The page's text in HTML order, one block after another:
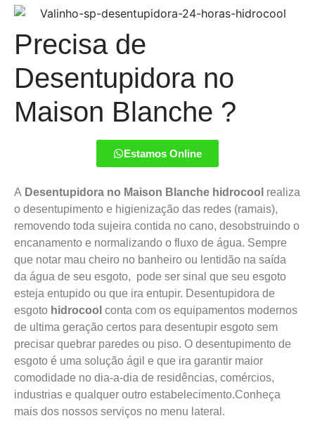
Precisa de
Desentupidora no
Maison Blanche ?
Estamos Online
A Desentupidora no Maison Blanche hidrocool realiza
o desentupimento e higienização das redes (ramais),
removendo toda sujeira contida no cano, desobstruindo o
encanamento e normalizando o fluxo de água. Sempre
que notar mau cheiro no banheiro ou lentidão na saída
da água de seu esgoto, pode ser sinal que seu esgoto
esteja entupido ou que ira entupir. Desentupidora de
esgoto hidrocool conta com os equipamentos modernos
de ultima geração certos para desentupir esgoto sem
precisar quebrar paredes ou piso. O desentupimento de
esgoto é uma solução ágil e que ira garantir maior
comodidade no dia-a-dia de residências, comércios,
industrias e qualquer outro estabelecimento.Conheça
mais dos nossos serviços no menu lateral.